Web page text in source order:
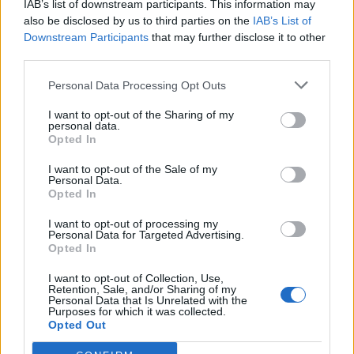
IAB’s list of downstream participants. This information may
also be disclosed by us to third parties on the IAB’s List of
Downstream Participants that may further disclose it to other
Personal Data Processing Opt Outs
I want to opt-out of the Sharing of my
personal data.
Opted In
I want to opt-out of the Sale of my
Personal Data.
Opted In
I want to opt-out of processing my
Personal Data for Targeted Advertising.
Opted In
I want to opt-out of Collection, Use,
Retention, Sale, and/or Sharing of my
Personal Data that Is Unrelated with the
Purposes for which it was collected.
Opted Out
Alejandro Tabilo e pelo belga Alexander Blockx.
Um dos momentos mais aguardados da semana foi
também o regresso do suíço Stan Wawrinka ao Estoril,
de três torneios do Grand Slam.
A edição de 2026 ficou igualmente marcada pela maior
representação portuguesa de sempre num torneio ATP
Faria, Henrique Rocha, Frederico Ferreira Silva, Tiago
Pereira e Tiago Torres integraram o quadro principal,
beneficiando, de igual modo, da reorganização dos wild
cards após as entradas diretas de alguns jogadores.
protagonizaram as melhores campanhas da edição,
ambos alcançando os quartos de final. Torres assinou
um dos resultados mais marcantes do torneio ao
eliminar o chileno Alejandro Tabilo, terceiro cabeça de
português
Publicado 10 horas atrás on 07/08/2026
A cidade de Castelo Branco, na região Centro de
Portugal, acolhe, nos dias 4 e 5 de setembro, no Centro
de Cultura Contemporânea de Castelo Branco (CCCCB),
a primeira edição da “Bienal Internacional de Artes e
Ofícios”, iniciativa organizada pela Câmara Municipal de
Castelo Branco, através da Divisão de Museus e Cultura,
e integrada na programação do “Festival Sabores de
Perdição”, que decorrerá entre 3 e 6 de setembro.
A Bienal nasce na sequência da inclusão de Castelo
Branco na “Rede de Cidades Criativas da UNESCO”,
distinção atribuída em 31 de outubro de 2023, na
categoria “Artesanato e Artes Populares”,